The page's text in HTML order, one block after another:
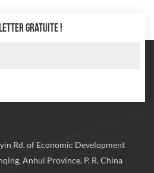
GRATUITE !
Rd. of Economic Development
Anhui Province, P. R. China